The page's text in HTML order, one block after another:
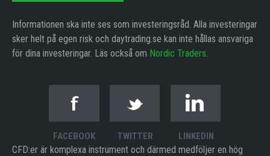
Informationen ska inte ses som investeringsråd. Alla investeringar
sker helt på egen risk och daytrading.se kan inte hållas ansvariga
för dina investeringar. Läs också om Nordic Traders
FACEBOOK TWITTER LINKEDIN
CFD:er är komplexa instrument och därmed medföljer en hög